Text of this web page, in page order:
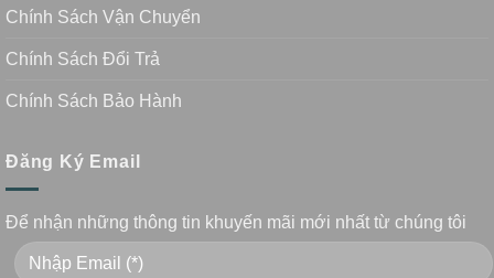
Chính Sách Vận Chuyển
Chính Sách Đổi Trả
Chính Sách Bảo Hành
Đăng Ký Email
Để nhận những thông tin khuyến mãi mới nhất từ chúng tôi